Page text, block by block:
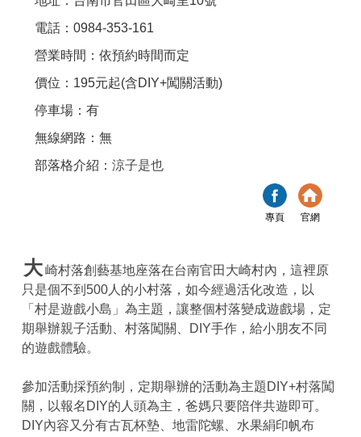
電話：0984-353-161
營業時間：依預約時間而定
價位：195元起(含DIY+闖關活動)
停車場：有
無線網路：無
部落格介紹： 涼子是也
專頁 官網
大崎村落創藝基地座落在台南官田大崎村內，這裡原
只是個不到500人的小村落，如今經過活化改造，以
「村是遊戲小島」為主題，讓整個村落變成遊戲場，定
期舉辦親子活動、村落闖關、DIY手作，給小朋友不同
的遊戲體驗。
參加活動採預約制，定期舉辦的活動為主題DIY+村落闖
關，以報名DIY的人頭為主，爸媽只要陪伴共遊即可。
DIY內容又分有古瓦杯墊、地雷陀螺、水果絹印帆布